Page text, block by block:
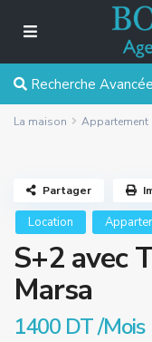
Recherche Avancée
La maison Appartement
Location
S+2 avec
Marsa
1400 DT/Mois
Partager